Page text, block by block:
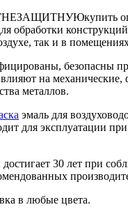
обработки
так и в
безопасны
на механические,
металлов.
эмаль для
для эксплуатации
30 лет при
в любые цвета.